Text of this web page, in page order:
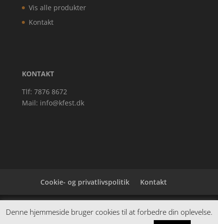
Vis alle produkter
Kontakt
KONTAKT
Tlf: 7876 8672
Mail: info@kfest.dk
Cookie- og privatlivspolitik Kontakt
Denne hjemmeside samler et bredt udvalg af
spændende varer. Siden er et affiiliatesite, og nogle
Denne hjemmeside bruger cookies til at forbedre din oplevelse.